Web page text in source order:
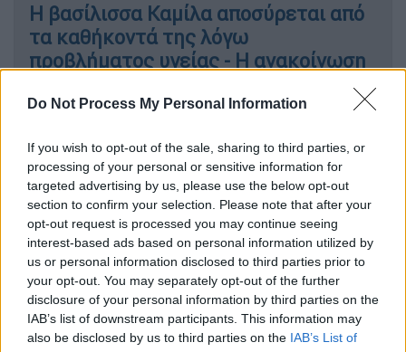
Do Not Process My Personal Information
If you wish to opt-out of the sale, sharing to third parties, or
processing of your personal or sensitive information for
targeted advertising by us, please use the below opt-out
section to confirm your selection. Please note that after your
opt-out request is processed you may continue seeing
interest-based ads based on personal information utilized by
us or personal information disclosed to third parties prior to
your opt-out. You may separately opt-out of the further
disclosure of your personal information by third parties on the
IAB’s list of downstream participants. This information may
also be disclosed by us to third parties on the IAB’s List of
Η βασίλισσα Καμίλα αποσύρεται από
τα καθήκοντά της λόγω
προβλήματος υγείας - Η ανακοίνωση
Κάμαλα Χάρις και Ντόναλντ Τραμπ
δίνουν μάχη στήθος με στήθος - Live
όλες οι ξελίξεις από τις ΗΠΑ
Ο 67χρονος κατηγορούμενος ήταν επί
σειρά ετών ο γυναικολόγος της